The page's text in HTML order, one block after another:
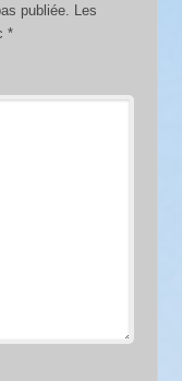
publiée. Les
*